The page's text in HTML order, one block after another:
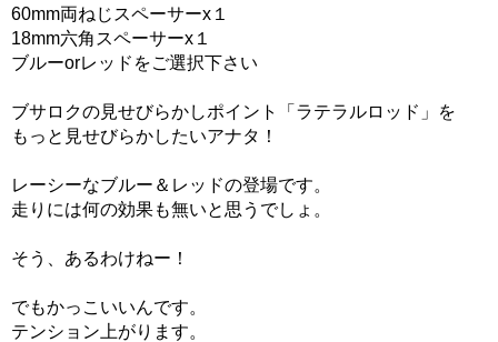
60mm両ねじスペーサーx１
18mm六角スペーサーx１
ブルーorレッドをご選択下さい
ブサロクの見せびらかしポイント「ラテラルロッド」を
もっと見せびらかしたいアナタ！
レーシーなブルー＆レッドの登場です。
走りには何の効果も無いと思うでしょ。
そう、あるわけねー！
でもかっこいいんです。
テンション上がります。